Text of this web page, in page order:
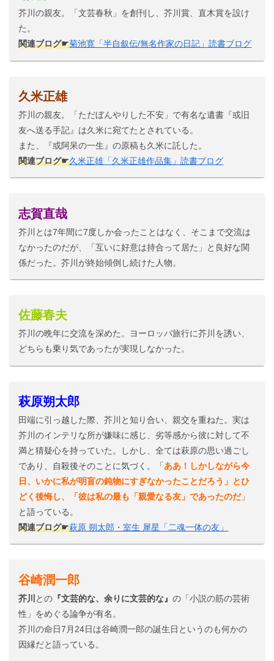
芥川の親友。「文芸春秋」を創刊し、芥川賞、直木賞を設け
た。
関連ブログ☛菊池寛「半自叙伝/無名作家の日記」読書ブログ
久米正雄
芥川の親友。「ただぼんやりした不安」で有名な遺書『或旧
友へ送る手記』は久米に宛てたとされている。
また、『或阿呆の一生』の原稿も久米に託した。
関連ブログ☛久米正雄「久米正雄作品集」読書ブログ
志賀直哉
芥川とは7年間に7度しか会ったことはなく、そこまで交流は
なかったのだが、「互いに好意は持合って居た」と良好な関
係だった。芥川が終始傾倒し続けた人物。
佐藤春夫
芥川の晩年に交流を深めた。ヨーロッパ旅行に芥川を誘い、
どちらも乗り気であったが実現しなかった。
萩原朔太郎
田端に引っ越した際、芥川と知り合い、親交を重ねた。実は
芥川のインテリな所が嫌味に感じ、劣等感から彼に対して不
満と猜疑心を持っていた。しかし、全ては萩原の思い過ごし
であり、自殺後そのことに気づく。「 ああ！しかしながら今
日、いかに私が明盲の鈍物にすぎなかったことだろう」とひ
どく後悔し、「彼は私の最も「親愛なる友」であったのだ」
と語っている。
関連ブログ☛萩原 朔太郎・室生 犀星「二魂一体の友」
谷崎潤一郎
芥川 との 『文芸的な、余りに文芸的な』の「小説の筋の芸術
性」をめぐる論争が有名。
芥川の命日7月24日は谷崎潤一郎の誕生日というのも何かの
因縁だと語っている。